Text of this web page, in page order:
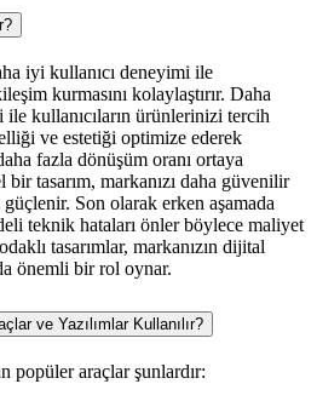
iyi kullanıcı deneyimi ile
kurmasını kolaylaştırır. Daha
kullanıcıların ürünlerinizi tercih
ve estetiği optimize ederek
fazla dönüşüm oranı ortaya
bir tasarım, markanızı daha güvenilir
Son olarak erken aşamada
teknik hataları önler böylece maliyet
tasarımlar, markanızın dijital
önemli bir rol oynar.
ve Yazılımlar Kullanılır?
popüler araçlar şunlardır: